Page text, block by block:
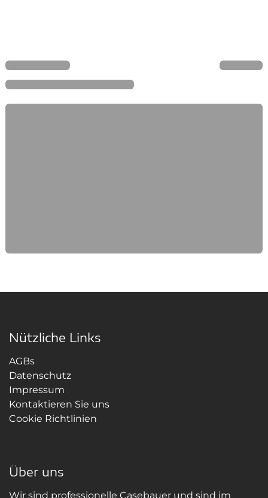
Nützliche Links
AGBs
Datenschutz
Impressum
Kontaktieren Sie uns
Cookie Richtlinien
Über uns
Wir sind professionelle Casebauer und sind im